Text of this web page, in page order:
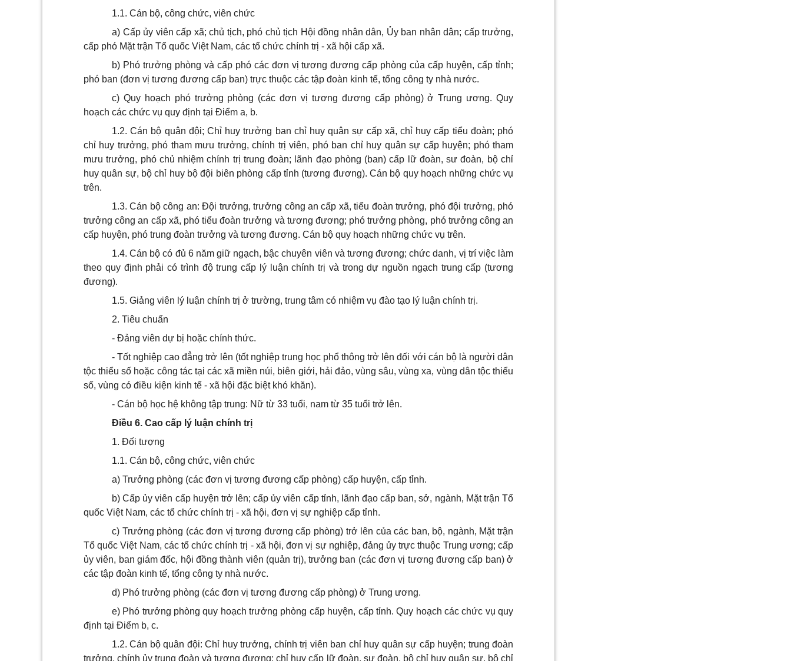
1.1. Cán bộ, công chức, viên chức
a) Cấp ủy viên cấp xã; chủ tịch, phó chủ tịch Hội đồng nhân dân, Ủy ban nhân dân; cấp trưởng,
cấp phó Mặt trận Tổ quốc Việt Nam, các tổ chức chính trị - xã hội cấp xã.
b) Phó trưởng phòng và cấp phó các đơn vị tương đương cấp phòng của cấp huyện, cấp tỉnh;
phó ban (đơn vị tương đương cấp ban) trực thuộc các tập đoàn kinh tế, tổng công ty nhà nước.
c) Quy hoạch phó trưởng phòng (các đơn vị tương đương cấp phòng) ở Trung ương. Quy
hoạch các chức vụ quy định tại Điểm a, b.
1.2. Cán bộ quân đội; Chỉ huy trưởng ban chỉ huy quân sự cấp xã, chỉ huy cấp tiểu đoàn; phó
chỉ huy trưởng, phó tham mưu trưởng, chính trị viên, phó ban chỉ huy quân sự cấp huyện; phó tham
mưu trưởng, phó chủ nhiệm chính trị trung đoàn; lãnh đạo phòng (ban) cấp lữ đoàn, sư đoàn, bộ chỉ
huy quân sự, bộ chỉ huy bộ đội biên phòng cấp tỉnh (tương đương). Cán bộ quy hoạch những chức vụ
trên.
1.3. Cán bộ công an: Đội trưởng, trưởng công an cấp xã, tiểu đoàn trưởng, phó đội trưởng, phó
trưởng công an cấp xã, phó tiểu đoàn trưởng và tương đương; phó trưởng phòng, phó trưởng công an
cấp huyện, phó trung đoàn trưởng và tương đương. Cán bộ quy hoạch những chức vụ trên.
1.4. Cán bộ có đủ 6 năm giữ ngạch, bậc chuyên viên và tương đương; chức danh, vị trí việc làm
theo quy định phải có trình độ trung cấp lý luận chính trị và trong dự nguồn ngạch trung cấp (tương
đương).
1.5. Giảng viên lý luận chính trị ở trường, trung tâm có nhiệm vụ đào tạo lý luận chính trị.
2. Tiêu chuẩn
- Đảng viên dự bị hoặc chính thức.
- Tốt nghiệp cao đẳng trở lên (tốt nghiệp trung học phổ thông trở lên đối với cán bộ là người dân
tộc thiểu số hoặc công tác tại các xã miền núi, biên giới, hải đảo, vùng sâu, vùng xa, vùng dân tộc thiểu
số, vùng có điều kiện kinh tế - xã hội đặc biệt khó khăn).
- Cán bộ học hệ không tập trung: Nữ từ 33 tuổi, nam từ 35 tuổi trở lên.
Điều 6. Cao cấp lý luận chính trị
1. Đối tượng
1.1. Cán bộ, công chức, viên chức
a) Trưởng phòng (các đơn vị tương đương cấp phòng) cấp huyện, cấp tỉnh.
b) Cấp ủy viên cấp huyện trở lên; cấp ủy viên cấp tỉnh, lãnh đạo cấp ban, sở, ngành, Mặt trận Tổ
quốc Việt Nam, các tổ chức chính trị - xã hội, đơn vị sự nghiệp cấp tỉnh.
c) Trưởng phòng (các đơn vị tương đương cấp phòng) trở lên của các ban, bộ, ngành, Mặt trận
Tổ quốc Việt Nam, các tổ chức chính trị - xã hội, đơn vị sự nghiệp, đảng ủy trực thuộc Trung ương; cấp
ủy viên, ban giám đốc, hội đồng thành viên (quản trị), trưởng ban (các đơn vị tương đương cấp ban) ở
các tập đoàn kinh tế, tổng công ty nhà nước.
d) Phó trưởng phòng (các đơn vị tương đương cấp phòng) ở Trung ương.
e) Phó trưởng phòng quy hoạch trưởng phòng cấp huyện, cấp tỉnh. Quy hoạch các chức vụ quy
định tại Điểm b, c.
1.2. Cán bộ quân đội: Chỉ huy trưởng, chính trị viên ban chỉ huy quân sự cấp huyện; trung đoàn
trưởng, chính ủy trung đoàn và tương đương; chỉ huy cấp lữ đoàn, sư đoàn, bộ chỉ huy quân sự, bộ chỉ